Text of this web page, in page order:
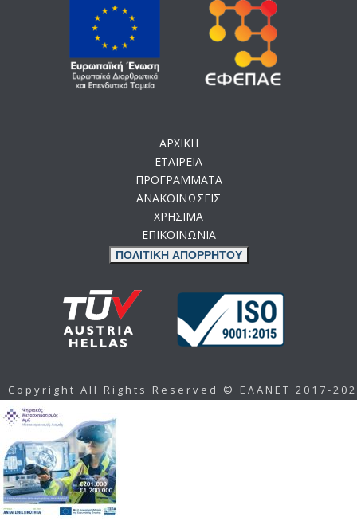
ΑΡΧΙΚΗ
ΕΤΑΙΡΕΙΑ
ΠΡΟΓΡΑΜΜΑΤΑ
ΑΝΑΚΟΙΝΩΣΕΙΣ
ΧΡΗΣΙΜΑ
ΕΠΙΚΟΙΝΩΝΙΑ
ΠΟΛΙΤΙΚΗ ΑΠΟΡΡΗΤΟΥ
Copyright All Rights Reserved © ΕΛΑΝΕΤ 2017-